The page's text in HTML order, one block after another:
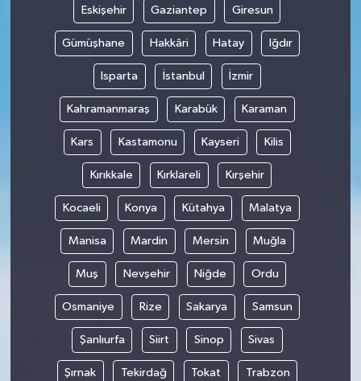
Eskişehir Gaziantep Giresun
Gümüşhane Hakkâri Hatay Iğdır
Isparta İstanbul İzmir
Kahramanmaraş Karabük Karaman
Kars Kastamonu Kayseri Kilis
Kırıkkale Kırklareli Kırşehir
Kocaeli Konya Kütahya Malatya
Manisa Mardin Mersin Muğla
Muş Nevşehir Niğde Ordu
Osmaniye Rize Sakarya Samsun
Şanlıurfa Siirt Sinop Sivas
Şırnak Tekirdağ Tokat Trabzon